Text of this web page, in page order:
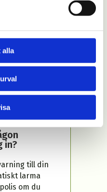
alla
in?
till din
larma
om du